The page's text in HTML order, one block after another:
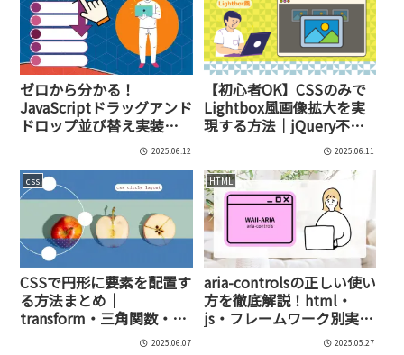
ゼロから分かる！
JavaScriptドラッグアンド
ドロップ並び替え実装術
｜コード例・ライブラリ
比較・高機能UIの作り方
2025.06.12
【初心者OK】CSSのみで
Lightbox風画像拡大を実
現する方法｜jQuery不
要・超軽量な画像ポップ
2025.06.11
css
CSSで円形に要素を配置す
る方法まとめ｜
transform・三角関数・ア
ニメーションまで徹底解
2025.06.07
HTML
aria-controlsの正しい使い
方を徹底解説！html・
js・フレームワーク別実装
例とアクセシビリティ対
2025.05.27